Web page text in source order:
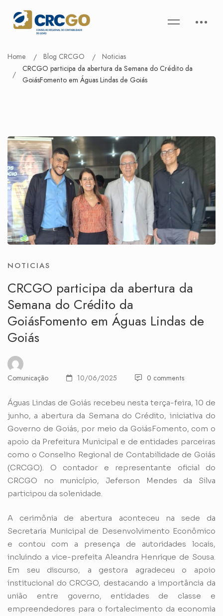
Home Blog CRCGO
Noticias
CRCGO participa da abertura da Semana do Crédito da
GoiásFomento em Águas Lindas de Goiás
NOTICIAS
CRCGO participa da abertura da
Semana do Crédito da
GoiásFomento em Águas Lindas de
Goiás
Comunicação 10/06/2025 0 comments
Águas Lindas de Goiás recebeu nesta terça-feira, 10 de
junho, a abertura da Semana do Crédito, iniciativa do
Governo de Goiás, por meio da GoiásFomento, com o
apoio da Prefeitura Municipal e de entidades parceiras
como o Conselho Regional de Contabilidade de Goiás
(CRCGO). O contador e representante oficial do
CRCGO no município, Jeferson Mendes da Silva
participou da solenidade.
A cerimônia de abertura aconteceu na sede da
Secretaria Municipal de Desenvolvimento Econômico
e contou com a presença de autoridades locais,
incluindo a vice-prefeita Aleandra Henrique de Sousa.
Em seu discurso, a gestora agradeceu o apoio
institucional do CRCGO, destacando a importância da
união entre governo, entidades de classe e
empreendedores para o fortalecimento da economia